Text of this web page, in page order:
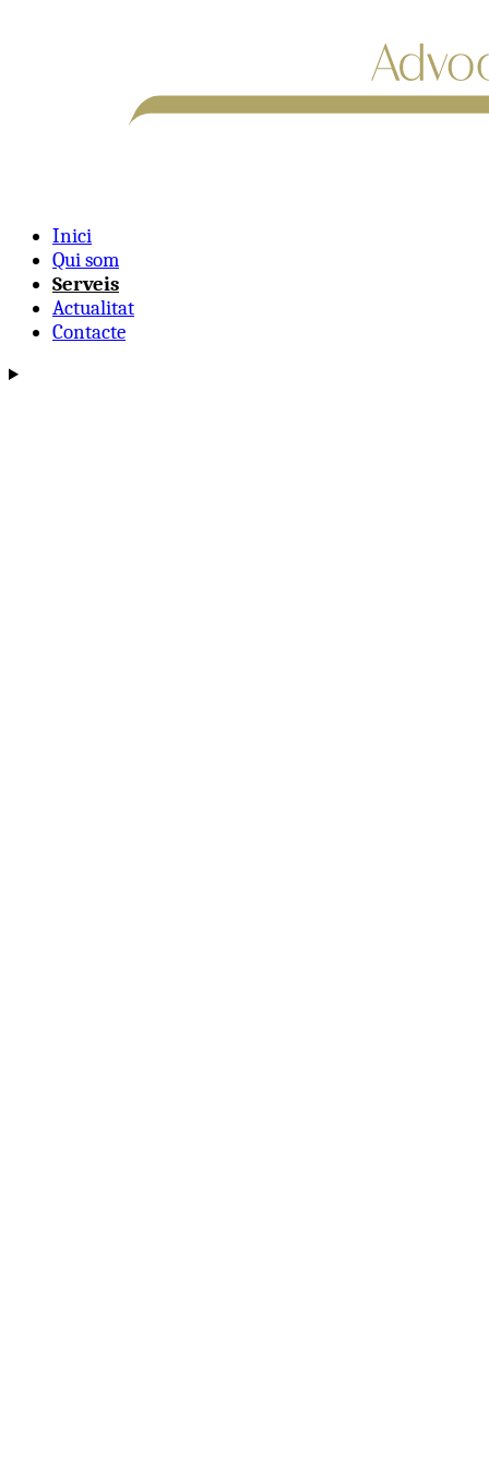
Inici
Qui som
Serveis
Actualitat
Contacte